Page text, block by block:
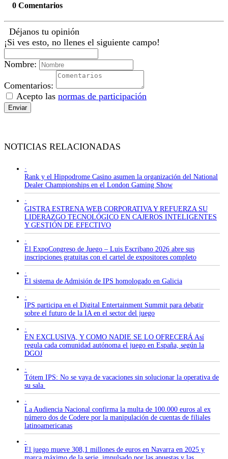
0 Comentarios
Déjanos tu opinión
¡Si ves esto, no llenes el siguiente campo!
Nombre:
Comentarios:
Acepto las normas de participación
Enviar
NOTICIAS RELACIONADAS
·
Rank y el Hippodrome Casino asumen la organización del National
Dealer Championships en el London Gaming Show
·
GISTRA ESTRENA WEB CORPORATIVA Y REFUERZA SU
LIDERAZGO TECNOLÓGICO EN CAJEROS INTELIGENTES
Y GESTIÓN DE EFECTIVO
·
El ExpoCongreso de Juego – Luis Escribano 2026 abre sus
inscripciones gratuitas con el cartel de expositores completo
·
El sistema de Admisión de IPS homologado en Galicia
·
IPS participa en el Digital Entertainment Summit para debatir
sobre el futuro de la IA en el sector del juego
·
EN EXCLUSIVA, Y COMO NADIE SE LO OFRECERÁ Así
regula cada comunidad autónoma el juego en España, según la
DGOJ
·
Tótem IPS: No se vaya de vacaciones sin solucionar la operativa de
su sala
·
La Audiencia Nacional confirma la multa de 100.000 euros al ex
número dos de Codere por la manipulación de cuentas de filiales
latinoamericanas
·
El juego mueve 308,1 millones de euros en Navarra en 2025 y